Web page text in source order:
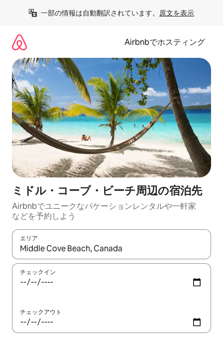
一部の情報は自動翻訳されています。 原文を表示
Airbnbでホスティング
ミドル・コーブ・ビーチ⁠周⁠辺⁠の宿⁠泊⁠先
Airbnbでユニークなバ⁠ケ⁠ー⁠シ⁠ョ⁠ンレ⁠ン⁠タ⁠ルや一⁠軒⁠家
な⁠ど⁠を予⁠約⁠し⁠よ⁠う
エリア
検索結果が表示されたら、上下の矢印キーを使って移動するか
チェックイン
チェックアウト